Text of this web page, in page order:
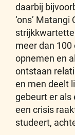
daarbij
‘ons’
meer dan 100
opnemen en
ontstaan
en men deelt
gebeurt er als
een crisis
studeert,